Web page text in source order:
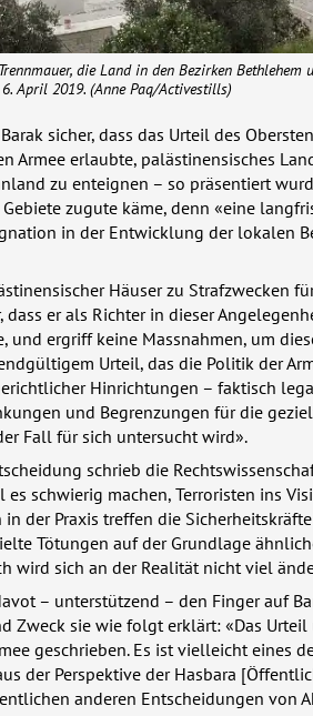
die Land in den Bezirken Bethlehem
April 2019. (Anne Paq/Activestills)
sicher, dass das Urteil des
Armee erlaubte, palästinensisches
zu enteignen – so präsentiert
zugute käme, denn «eine
in der Entwicklung der lokalen
Häuser zu Strafzwecken
er als Richter in dieser
und ergriff keine Massnahmen, um
Urteil, das die Politik der
Hinrichtungen – faktisch
und Begrenzungen für die
Fall für sich untersucht wird».
schrieb die
schwierig machen, Terroristen ins
der Praxis treffen die
Tötungen auf der Grundlage
wird sich an der Realität nicht viel
– unterstützend – den Finger auf
Zweck sie wie folgt erklärt: «Das
geschrieben. Es ist vielleicht eines
der Perspektive der Hasbara
anderen Entscheidungen von